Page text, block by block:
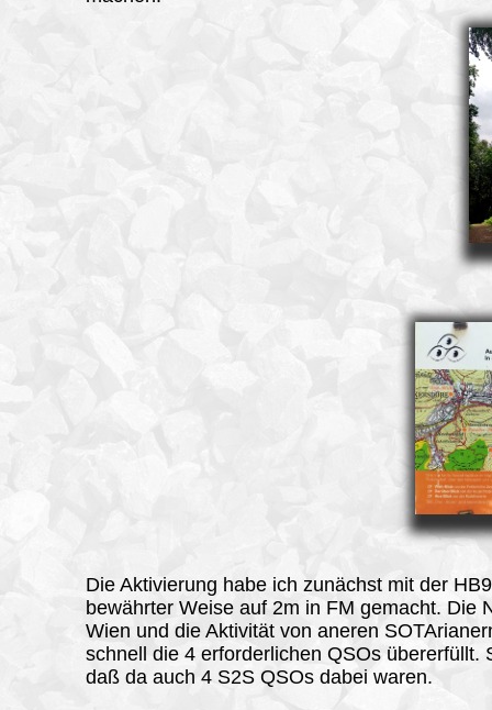
Die Aktivierung habe ich zunächst mit der
bewährter Weise auf 2m in FM gemacht. Die
Wien und die Aktivität von aneren
schnell die 4 erforderlichen QSOs übererfüllt.
daß da auch 4 S2S QSOs dabei waren.